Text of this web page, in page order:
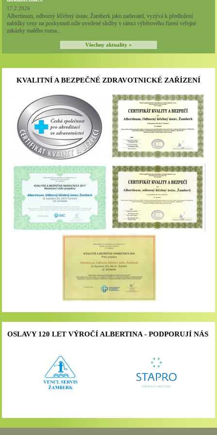
17.2.2026
Albertinum, odborný léčebný ústav, Žamberk jako zadavatel, vyzývá k předložení
nabídky ceny na poskytnutí níže uvedené služby v rámci výběrového řízení veřejné
zakázky malého rozsa...
Všechny aktuality »
KVALITNÍ A BEZPEČNÉ ZDRAVOTNICKÉ ZAŘÍZENÍ
OSLAVY 120 LET VÝROČÍ ALBERTINA - PODPORUJÍ NÁS